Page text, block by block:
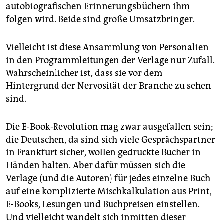
autobiografischen Erinnerungsbüchern ihm
folgen wird. Beide sind große Umsatzbringer.
Vielleicht ist diese Ansammlung von Personalien
in den Programmleitungen der Verlage nur Zufall.
Wahrscheinlicher ist, dass sie vor dem
Hintergrund der Nervosität der Branche zu sehen
sind.
Die E-Book-Revolution mag zwar ausgefallen sein;
die Deutschen, da sind sich viele Gesprächspartner
in Frankfurt sicher, wollen gedruckte Bücher in
Händen halten. Aber dafür müssen sich die
Verlage (und die Autoren) für jedes einzelne Buch
auf eine komplizierte Mischkalkulation aus Print,
E-Books, Lesungen und Buchpreisen einstellen.
Und vielleicht wandelt sich inmitten dieser